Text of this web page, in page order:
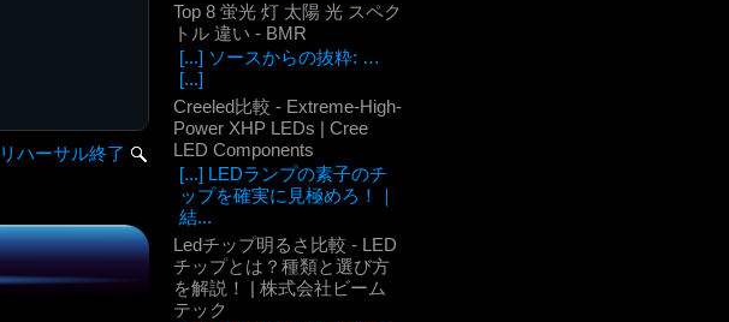
ハーサル終了
Top 8 蛍光 灯 太陽 光 スペク
トル 違い - BMR
[...] ソースからの抜粋: …
[...]
Creeled比較 - Extreme-High-
Power XHP LEDs | Cree
LED Components
[...] LEDランプの素子のチ
ップを確実に見極めろ！｜
結...
Ledチップ明るさ比較 - LED
チップとは？種類と選び方
を解説！ | 株式会社ビーム
テック